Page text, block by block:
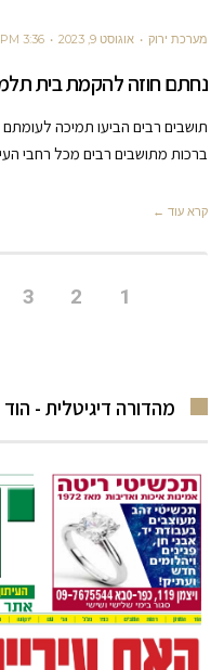
מערכת ירוק אוגוסט 9, 2023 3:36 PM
נחתם חוזה להקמת בית
תושבים רבים הביעו תמיכה
ברכות מתושבים רבים מכל רחבי
קרא עוד ←
1
2
3
מהדורה דיגיטלית - הוד